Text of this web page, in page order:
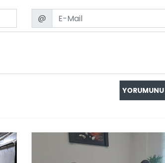
Email
@